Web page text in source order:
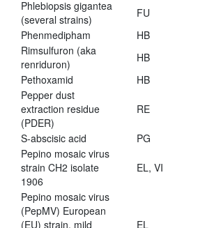
Phlebiopsis gigantea
(several strains)
FU
Phenmedipham
HB
Rimsulfuron (aka
renriduron)
HB
Pethoxamid
HB
Pepper dust
extraction residue
(PDER)
RE
S-abscisic acid
PG
Pepino mosaic virus
strain CH2 isolate
1906
EL, VI
Pepino mosaic virus
(PepMV) European
(EU) strain, mild
EL